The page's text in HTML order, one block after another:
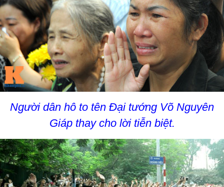
Người dân hô to tên Đại tướng Võ Nguyên
Giáp thay cho lời tiễn biệt.